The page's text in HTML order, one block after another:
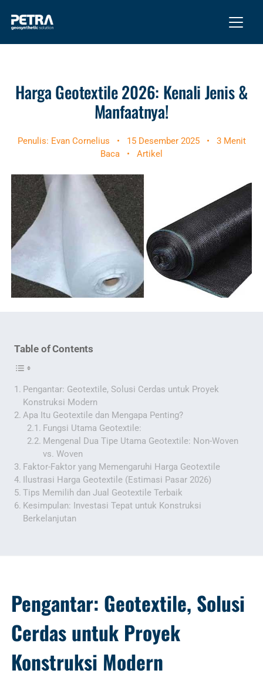
Harga Geotextile 2026: Kenali Jenis &
Manfaatnya!
Penulis: Evan Cornelius • 15 Desember 2025 •
3 Menit
Baca
• Artikel
Table of Contents
Pengantar: Geotextile, Solusi Cerdas untuk Proyek
Konstruksi Modern
Apa Itu Geotextile dan Mengapa Penting?
Fungsi Utama Geotextile:
Mengenal Dua Tipe Utama Geotextile: Non-Woven
vs. Woven
Faktor-Faktor yang Memengaruhi Harga Geotextile
Ilustrasi Harga Geotextile (Estimasi Pasar 2026)
Tips Memilih dan Jual Geotextile Terbaik
Kesimpulan: Investasi Tepat untuk Konstruksi
Berkelanjutan
Pengantar: Geotextile, Solusi
Cerdas untuk Proyek
Konstruksi Modern